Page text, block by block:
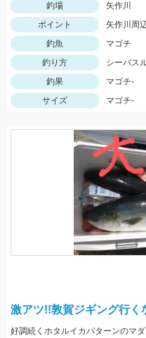
釣場
矢作川
ポイント
矢作川周
釣魚
マゴチ
釣り方
シーバス
釣果
マゴチ-
サイズ
マゴチ-
激アツ!!敦賀ジギング行く